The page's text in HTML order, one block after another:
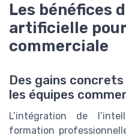
Les bénéfices
artificielle
commerciale
Des gains
les équipes
L’intégration de
formation